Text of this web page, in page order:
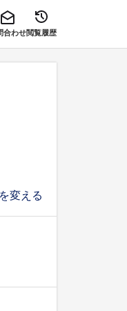
合わせ閲覧履歴
変える